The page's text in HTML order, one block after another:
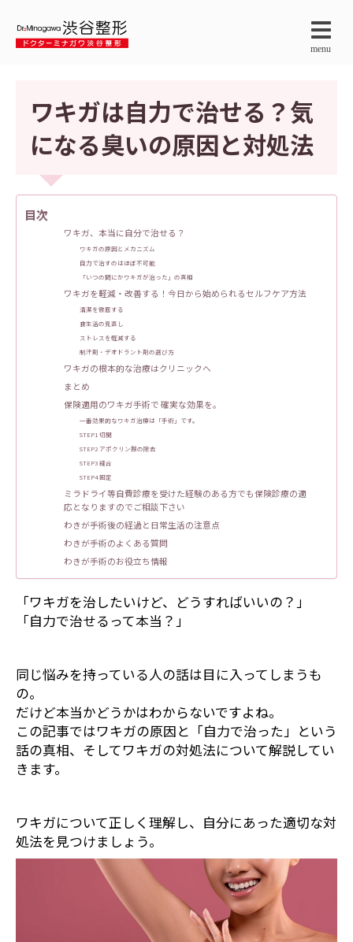
menu
ワキガは自力で治せる？気
になる臭いの原因と対処法
目次
ワキガ、本当に自分で治せる？
ワキガの原因とメカニズム
自力で治すのはほぼ不可能
「いつの間にかワキガが治った」の真相
ワキガを軽減・改善する！今日から始められるセルフケア方法
清潔を徹底する
食生活の見直し
ストレスを軽減する
制汗剤・デオドラント剤の選び方
ワキガの根本的な治療はクリニックへ
まとめ
保険適用のワキガ手術で 確実な効果を。
一番効果的なワキガ治療は「手術」です。
STEP1 切開
STEP2 アポクリン腺の除去
STEP3 縫合
STEP4 固定
ミラドライ等自費診療を受けた経験のある方でも保険診療の適
応となりますのでご相談下さい
わきが手術後の経過と日常生活の注意点
わきが手術のよくある質問
わきが手術のお役立ち情報
「ワキガを治したいけど、どうすればいいの？」
「自力で治せるって本当？」
同じ悩みを持っている人の話は目に入ってしまうも
の。
だけど本当かどうかはわからないですよね。
この記事ではワキガの原因と「自力で治った」という
話の真相、そしてワキガの対処法について解説してい
きます。
ワキガについて正しく理解し、自分にあった適切な対
処法を見つけましょう。